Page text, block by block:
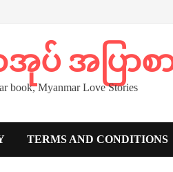
အုပ် အပြာ
book, Myanmar Love Stories
TERMS AND CONDITIONS